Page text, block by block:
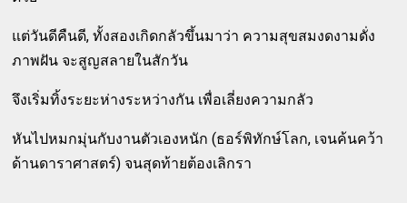
แต่วันดีคืนดี, ทั้งสองเกิดกลัวขึ้นมาว่า ความสุขสมงดงามดั่ง
ภาพฝัน จะสูญสลายในสักวัน
จึงเริ่มทิ้งระยะห่างระหว่างกัน เพื่อเลี่ยงความกลัว
หันไปหมกมุ่นกับงานตัวเองหนัก (ธอร์พิทักษ์โลก, เจนค้นคว้า
ด้านดาราศาสตร์) จนสุดท้ายต้องเลิกรา